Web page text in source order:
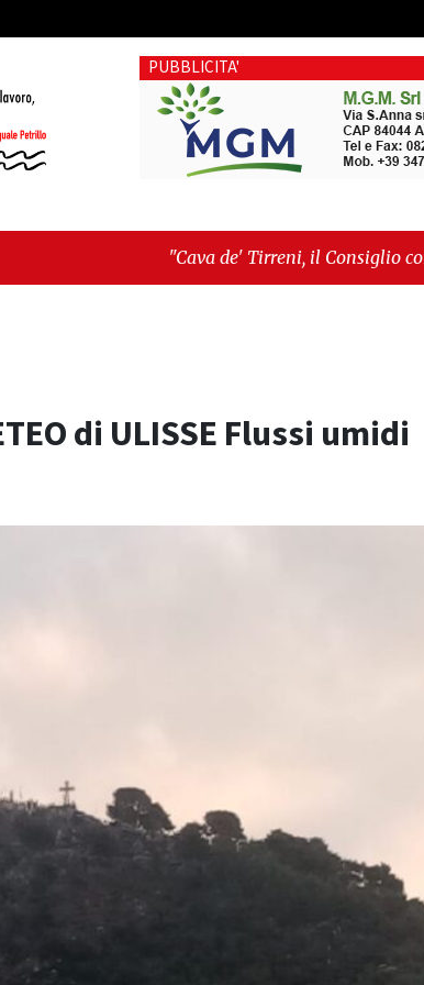
PUBBLICITA'
"Cava de' Tirreni, il Consiglio comunale
"Vietri sul Mare, giornata storica: la ceramica
di ULISSE Flussi umidi